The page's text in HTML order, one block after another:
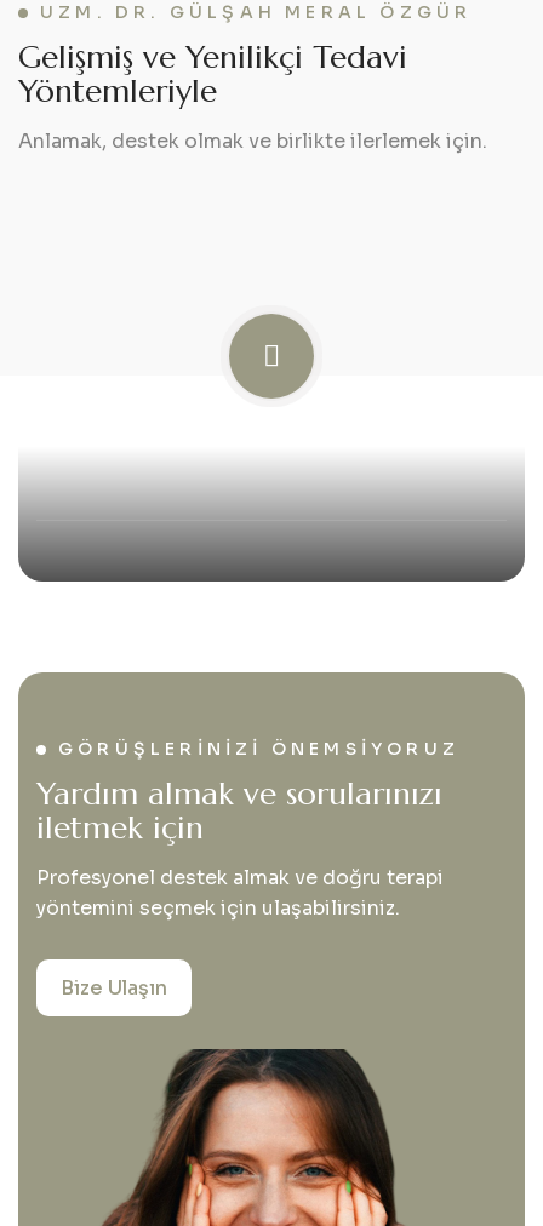
UZM. DR. GÜLŞAH MERAL ÖZGÜR
Gelişmiş ve Yenilikçi Tedavi
Yöntemleriyle
Anlamak, destek olmak ve birlikte ilerlemek için.
GÖRÜŞLERINIZI ÖNEMSIYORUZ
Yardım almak ve sorularınızı
iletmek için
Profesyonel destek almak ve doğru terapi
yöntemini seçmek için ulaşabilirsiniz.
Bize Ulaşın